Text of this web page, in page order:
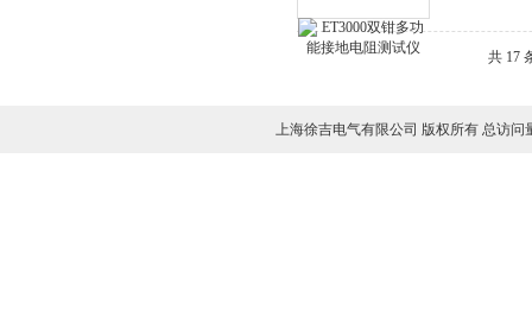
共 17
上海徐吉电气有限公司 版权所有 总访问